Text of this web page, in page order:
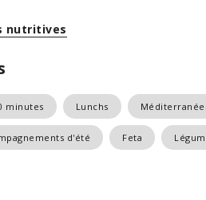
nutritives
minutes Lunchs
d'été Feta